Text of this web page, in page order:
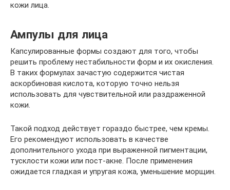
кожи лица.
Ампулы для лица
Капсулированные формы создают для того, чтобы
решить проблему нестабильности форм и их окисления.
В таких формулах зачастую содержится чистая
аскорбиновая кислота, которую точно нельзя
использовать для чувствительной или раздраженной
кожи.
Такой подход действует гораздо быстрее, чем кремы.
Его рекомендуют использовать в качестве
дополнительного ухода при выраженной пигментации,
тусклости кожи или пост-акне. После применения
ожидается гладкая и упругая кожа, уменьшение морщин.